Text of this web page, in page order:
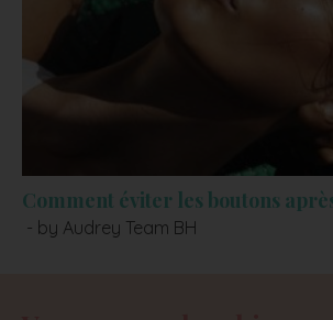
Comment éviter les boutons
- by Audrey Team BH